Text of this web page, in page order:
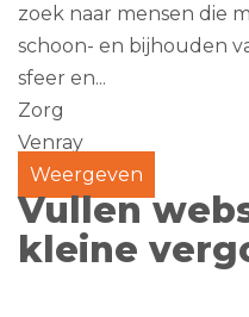
zoek naar mensen die
schoon- en bijhouden
sfeer en...
Zorg
Venray
Weergeven
Vullen
kleine